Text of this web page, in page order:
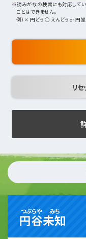
※読みがなの検索にも対応してい
ことはできません。
例）× 円どう ○ えんどう or 円堂
円谷
つぶらや
未知
みち